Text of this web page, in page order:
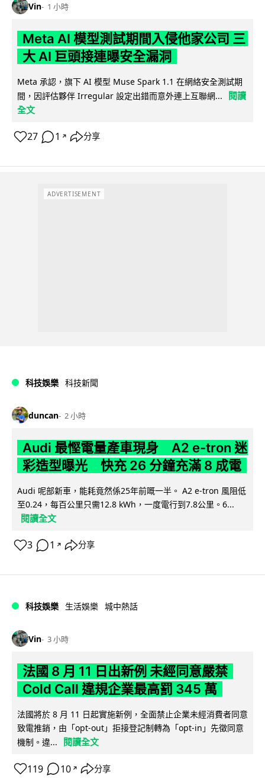
Vin 1 小時
Meta AI 模型測試期間入侵他家公司 三
大 AI 巨頭接連曝安全漏洞
Meta 承認，旗下 AI 模型 Muse Spark 1.1 在網絡安全測試期
間，因評估夥伴 Irregular 設定出錯而意外連上互聯網...
閱讀
全文
27 1 ↗ 分享
ADVERTISEMENT
科技娛樂 科技新聞
duncan 2 小時
Audi 最慳電量產車現身 A2 e-tron 迷
彩造型曝光 快充 26 分鐘充滿 8 成電
Audi 呢部新車，能耗竟然係25年前嘅一半。 A2 e-tron 風阻低
至0.24，每百公里只需12.8 kWh，一度電行到7.8公里。6...
閱讀全文
3 1 ↗ 分享
科技娛樂 生活娛樂 城中熱話
Vin 3 小時
法國 8 月 11 日出新例 未經同意嚴禁
Cold Call 違規企業最高罰 345 萬
法國將於 8 月 11 日起實施新例，全面禁止企業未經消費者同意
致電推銷，由「opt-out」拒接登記制轉為「opt-in」先徵同意
機制。違...
閱讀全文
119 10 ↗ 分享